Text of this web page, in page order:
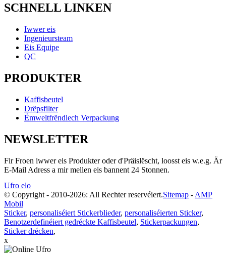
SCHNELL LINKEN
Iwwer eis
Ingenieursteam
Eis Equipe
QC
PRODUKTER
Kaffisbeutel
Drëpsfilter
Ëmweltfrëndlech Verpackung
NEWSLETTER
Fir Froen iwwer eis Produkter oder d'Präislëscht, loosst eis w.e.g. Är
E-Mail Adress a mir mellen eis bannent 24 Stonnen.
Ufro elo
© Copyright - 2010-2026: All Rechter reservéiert.Sitemap - AMP
Mobil
Sticker, personaliséiert Stickerblieder, personaliséierten Sticker,
Benotzerdefinéiert gedréckte Kaffisbeutel, Stickerpackungen,
Sticker drécken,
x